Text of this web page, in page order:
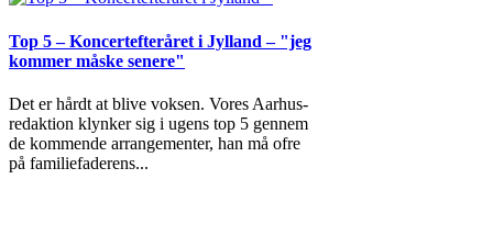
Top 5 – Koncertefteråret i Jylland – "jeg
kommer måske senere"
Det er hårdt at blive voksen. Vores Aarhus-
redaktion klynker sig i ugens top 5 gennem
de kommende arrangementer, han må ofre
på familiefaderens...